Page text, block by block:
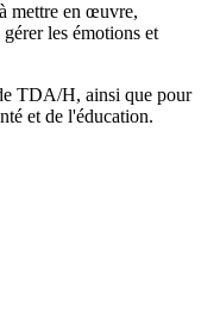
mettre en œuvre,
les émotions et
TDA/H, ainsi que pour
et de l'éducation.